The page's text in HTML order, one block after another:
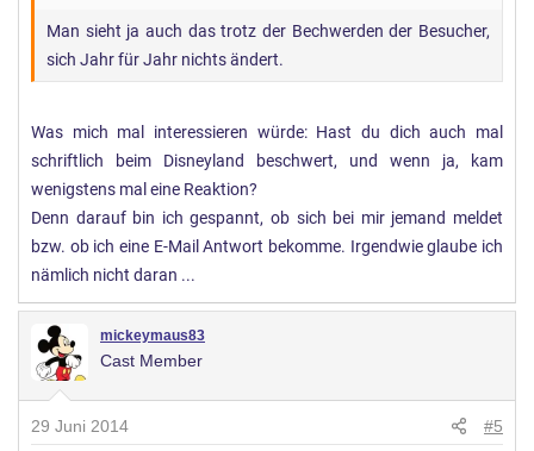
Man sieht ja auch das trotz der Bechwerden der Besucher,
sich Jahr für Jahr nichts ändert.
Was mich mal interessieren würde: Hast du dich auch mal
schriftlich beim Disneyland beschwert, und wenn ja, kam
wenigstens mal eine Reaktion?
Denn darauf bin ich gespannt, ob sich bei mir jemand meldet
bzw. ob ich eine E-Mail Antwort bekomme. Irgendwie glaube ich
nämlich nicht daran ...
mickeymaus83
Cast Member
29 Juni 2014 #5